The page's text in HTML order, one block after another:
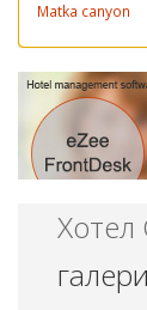
Matka canyon